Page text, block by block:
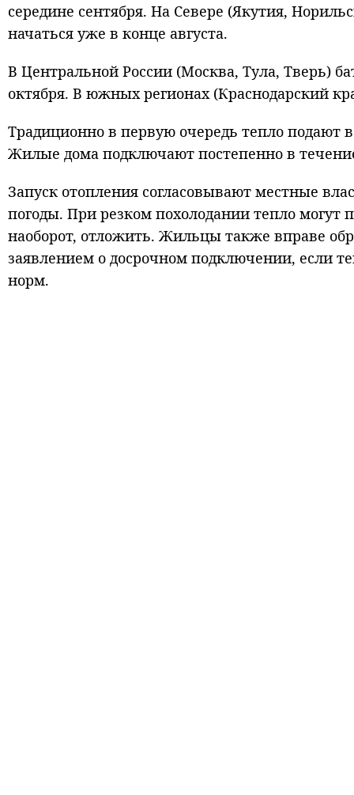
середине сентября. На Севере (Якутия,
начаться уже в конце августа.
В Центральной России (Москва, Тула, Тверь)
октября. В южных регионах (Краснодарский
Традиционно в первую очередь тепло
Жилые дома подключают постепенно в
Запуск отопления согласовывают местные
погоды. При резком похолодании тепло
наоборот, отложить. Жильцы также вправе
заявлением о досрочном подключении, если
норм.